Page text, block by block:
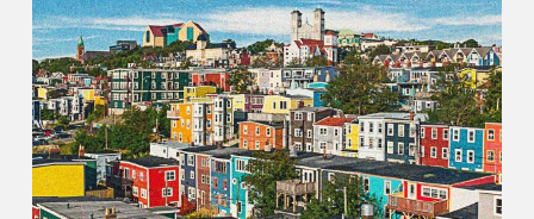
autorisée
à
contester
des
restrictions
de
voyage